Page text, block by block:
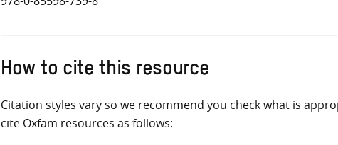
How to cite this resource
Citation styles vary so we recommend you check what is
cite Oxfam resources as follows: